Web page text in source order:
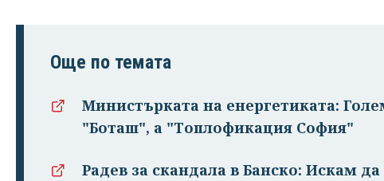
Още по темата
Министърката на енергетиката:
"Боташ", а "Топлофикация София"
Радев за скандала в Банско: Искам